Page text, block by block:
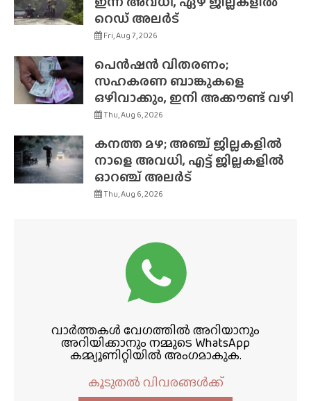
റെഡ് അലർട്
Fri, Aug 7, 2026
പെൻഷൻ വിതരണം;
സഹകരണ ബാങ്കുകളെ
ഒഴിവാക്കും, ഇനി അക്കൗണ്ട് വഴി
Thu, Aug 6, 2026
കനത്ത മഴ; അഞ്ച് ജില്ലകളിൽ
നാളെ അവധി, എട്ട് ജില്ലകളിൽ
ഓറഞ്ച് അലർട്
Thu, Aug 6, 2026
വാർത്തകൾ വേഗത്തിൽ അറിയാനും
അറിയിക്കാനും നമ്മുടെ WhatsApp
കമ്മ്യൂണിറ്റിയിൽ അംഗമാകുക.
കൂടുതൽ വിവരങ്ങൾക്ക്